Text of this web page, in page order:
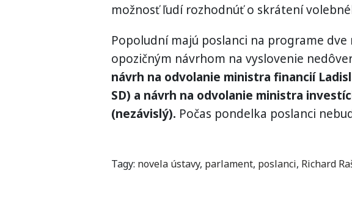
možnosť ľudí rozhodnúť o skrátení
Popoludní majú poslanci na programe
opozičným návrhom na vyslovenie
návrh na odvolanie ministra financií
SD) a návrh na odvolanie ministra
(nezávislý). Počas pondelka poslanci
Tagy: novela ústavy, parlament, poslanci, Richard